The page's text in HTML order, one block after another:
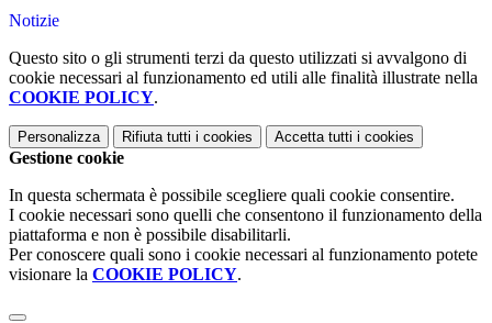
Notizie
Questo sito o gli strumenti terzi da questo utilizzati si avvalgono di
cookie necessari al funzionamento ed utili alle finalità illustrate nella
COOKIE POLICY.
Personalizza Rifiuta tutti i cookies Accetta tutti i cookies
Gestione cookie
In questa schermata è possibile scegliere quali cookie consentire.
I cookie necessari sono quelli che consentono il funzionamento della
piattaforma e non è possibile disabilitarli.
Per conoscere quali sono i cookie necessari al funzionamento potete
visionare la COOKIE POLICY.